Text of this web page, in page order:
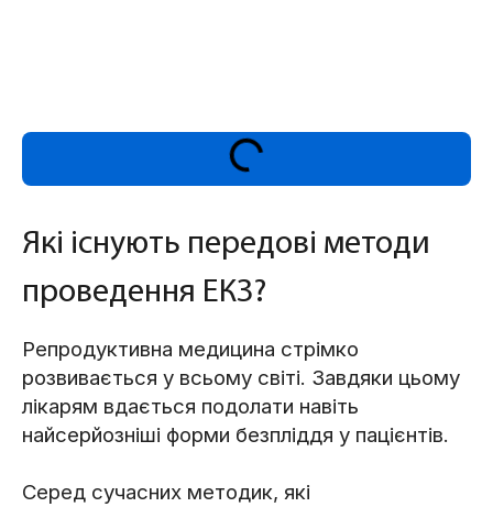
Які існують передові методи
проведення ЕКЗ?
Репродуктивна медицина стрімко
розвивається у всьому світі. Завдяки цьому
лікарям вдається подолати навіть
найсерйозніші форми безпліддя у пацієнтів.
Серед сучасних методик, які